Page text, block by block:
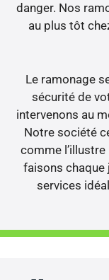
danger. Nos
au plus tôt
Le ramonage
sécurité de
intervenons au
Notre société
comme
faisons chaque
services